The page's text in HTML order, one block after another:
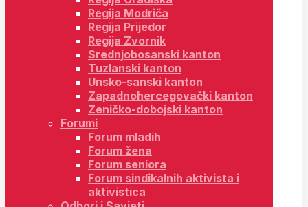
Regija Modriča
Regija Prijedor
Regija Zvornik
Srednjobosanski kanton
Tuzlanski kanton
Unsko-sanski kanton
Zapadnohercegovački kanton
Zeničko-dobojski kanton
Forumi
Forum mladih
Forum žena
Forum seniora
Forum sindikalnih aktivista i
aktivistica